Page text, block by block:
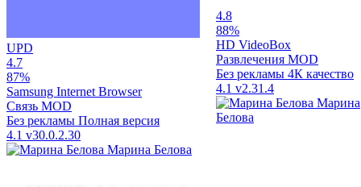
UPD
4.7
87%
Samsung Internet Browser
Связь MOD
Без рекламы Полная версия
4.1 v30.0.2.30
Марина Белова
4.8
88%
HD VideoBox
Развлечения MOD
Без рекламы 4К качество
4.1 v2.31.4
Марина
Белова